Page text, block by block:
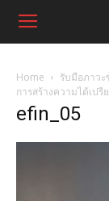
Home
รับมือภาว
การสร้างความได้เป
efin_05